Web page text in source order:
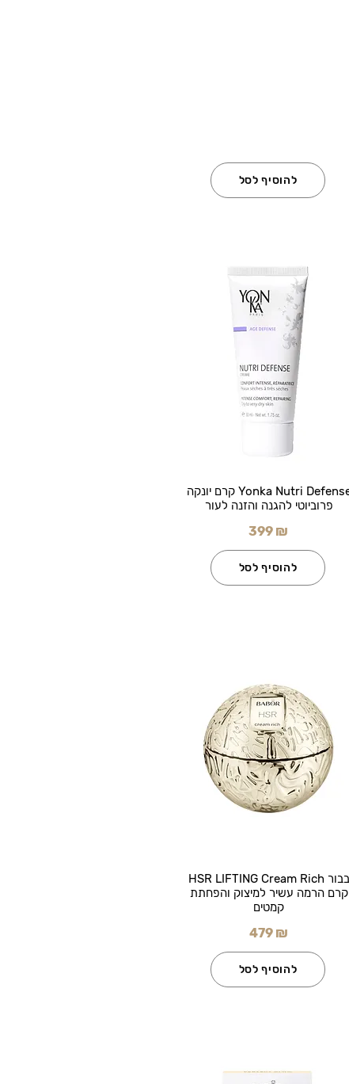
להוסיף לסל
Yonka Nutri Defense קרם יונקה
פרוביוטי להגנה והזנה לעור
399 ₪
להוסיף לסל
בבור HSR LIFTING Cream Rich
קרם הרמה עשיר למיצוק והפחתת
קמטים
479 ₪
להוסיף לסל